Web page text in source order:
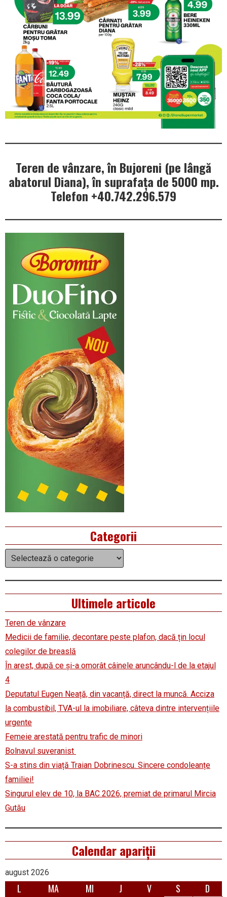
Teren de vânzare, în Bujoreni (pe lângă
abatorul Diana), în suprafața de 5000 mp.
Telefon +40.742.296.579
Categorii
Categorii
Ultimele articole
Teren de vânzare
Medicii de familie, decontare peste plafon, dacă țin locul
colegilor de breaslă
În arest, după ce și-a omorât câinele aruncându-l de la etajul
4
Deputatul Eugen Neață, din vacanță, direct la muncă. Acciza
la combustibil, TVA-ul la imobiliare, câteva dintre intervențiile
urgente
Femeie arestată pentru trafic de minori
Bolnavul suveranist
S-a stins din viață Traian Dobrinescu. Sincere condoleanțe
familiei!
Singurul elev de 10, la BAC 2026, premiat de primarul Mircia
Gutău
Calendar apariții
august 2026
L MA MI J V S D